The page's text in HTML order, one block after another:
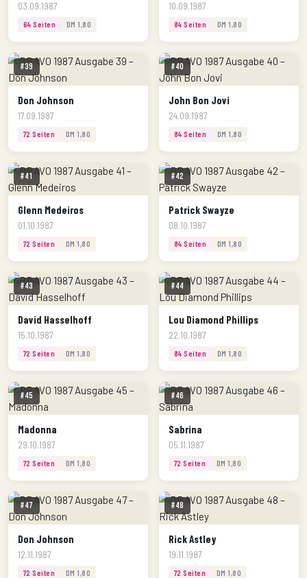
03.09.1987
64 Seiten DM 1,80
10.09.1987
84 Seiten DM 1,80
#39
Don Johnson
17.09.1987
72 Seiten DM 1,80
#40
John Bon Jovi
24.09.1987
84 Seiten DM 1,80
#41
Glenn Medeiros
01.10.1987
72 Seiten DM 1,80
#42
Patrick Swayze
08.10.1987
84 Seiten DM 1,80
#43
David Hasselhoff
15.10.1987
72 Seiten DM 1,80
#44
Lou Diamond Phillips
22.10.1987
84 Seiten DM 1,80
#45
Madonna
29.10.1987
72 Seiten DM 1,80
#46
Sabrina
05.11.1987
72 Seiten DM 1,80
#47
Don Johnson
12.11.1987
72 Seiten DM 1,80
#48
Rick Astley
19.11.1987
72 Seiten DM 1,80